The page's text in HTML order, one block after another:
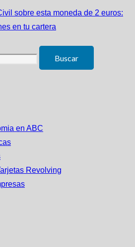
sobre esta moneda de 2 euros:
en tu cartera
en ABC
Revolving